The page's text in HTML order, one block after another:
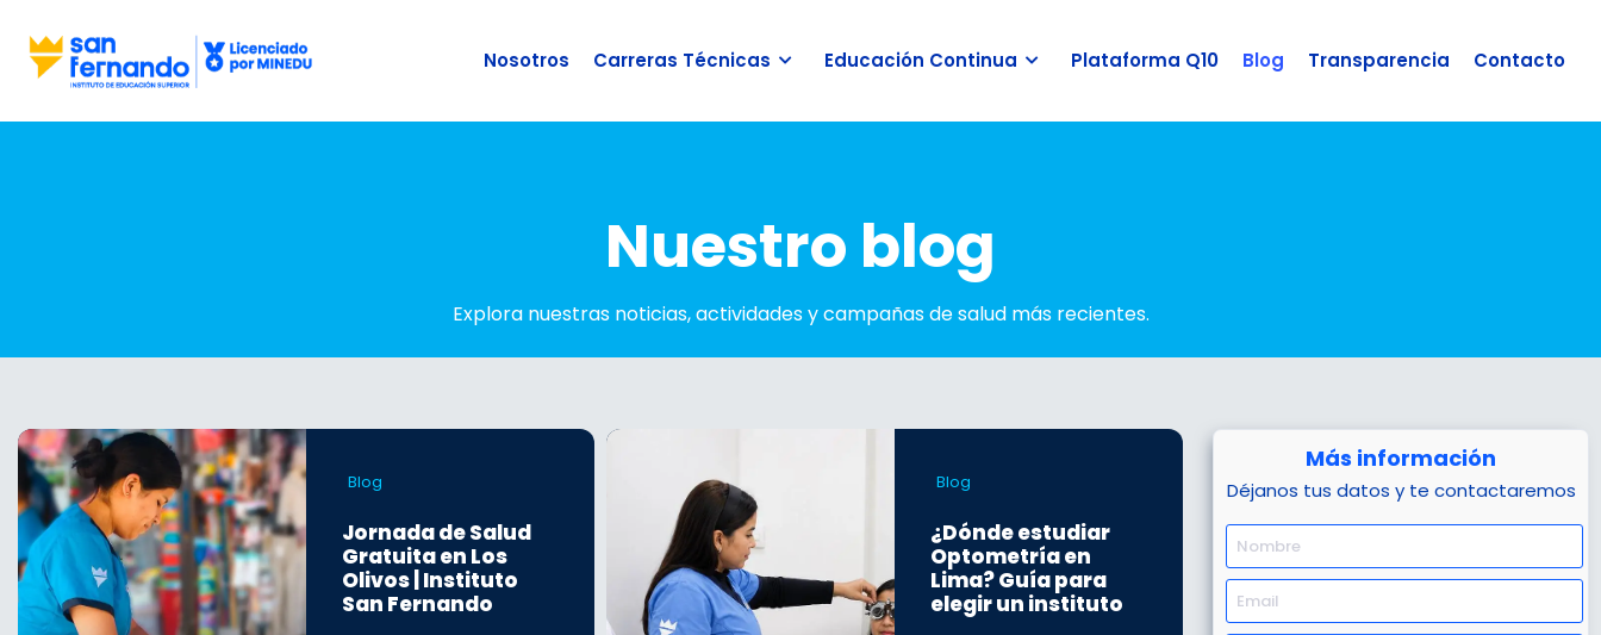
Nosotros Carreras Técnicas Educación Continua Plataforma Q10 Blog Transparencia Contacto
Nuestro blog
Explora nuestras noticias, actividades y campañas de salud más recientes.
Blog
Jornada de Salud
Gratuita en Los
Olivos | Instituto
San Fernando
Blog
¿Dónde estudiar
Optometría en
Lima? Guía para
elegir un instituto
Más información
Déjanos tus datos y te contactaremos